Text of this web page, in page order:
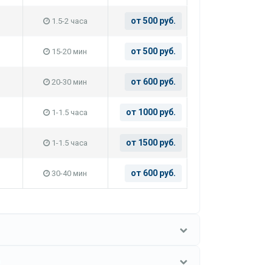
1.5-2 часа от 500 руб.
15-20 мин от 500 руб.
20-30 мин от 600 руб.
1-1.5 часа от 1000 руб.
1-1.5 часа от 1500 руб.
30-40 мин от 600 руб.